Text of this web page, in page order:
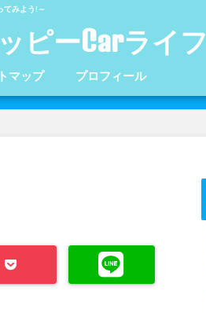
てみよう!～
ピーCarライフ
マップ プロフィール